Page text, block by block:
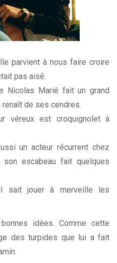
parvient à nous faire croire
pas aisé.
Nicolas Marié fait un grand
de ses cendres.
véreux est croquignolet à
un acteur récurrent chez
escabeau fait quelques
sait jouer à merveille les
idées. Comme cette
des turpides que lui a fait